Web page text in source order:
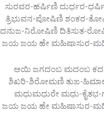
ಸುರವರ-ಹರ್ಷಿಣಿ ದುರ್ಧರ-
ತ್ರಿಭುವನ-ಪೋಷಿಣಿ ಶಂಕರ-
ದನುಜ-ನಿರೋಷಿಣಿ ದಿತಿಸುತ-
ಜಯ ಜಯ ಹೇ ಮಹಿಷಾಸುರ-
ಅಯಿ ಜಗದಂಬ ಮದಂಬ
ಶಿಖರಿ-ಶಿರೋಮಣಿ ತುಙ-
ಮಧುಮಧುರೇ ಮಧು-ಕೈತಭ-
ಜಯ ಜಯ ಹೇ ಮಹಿಷಾಸುರ-